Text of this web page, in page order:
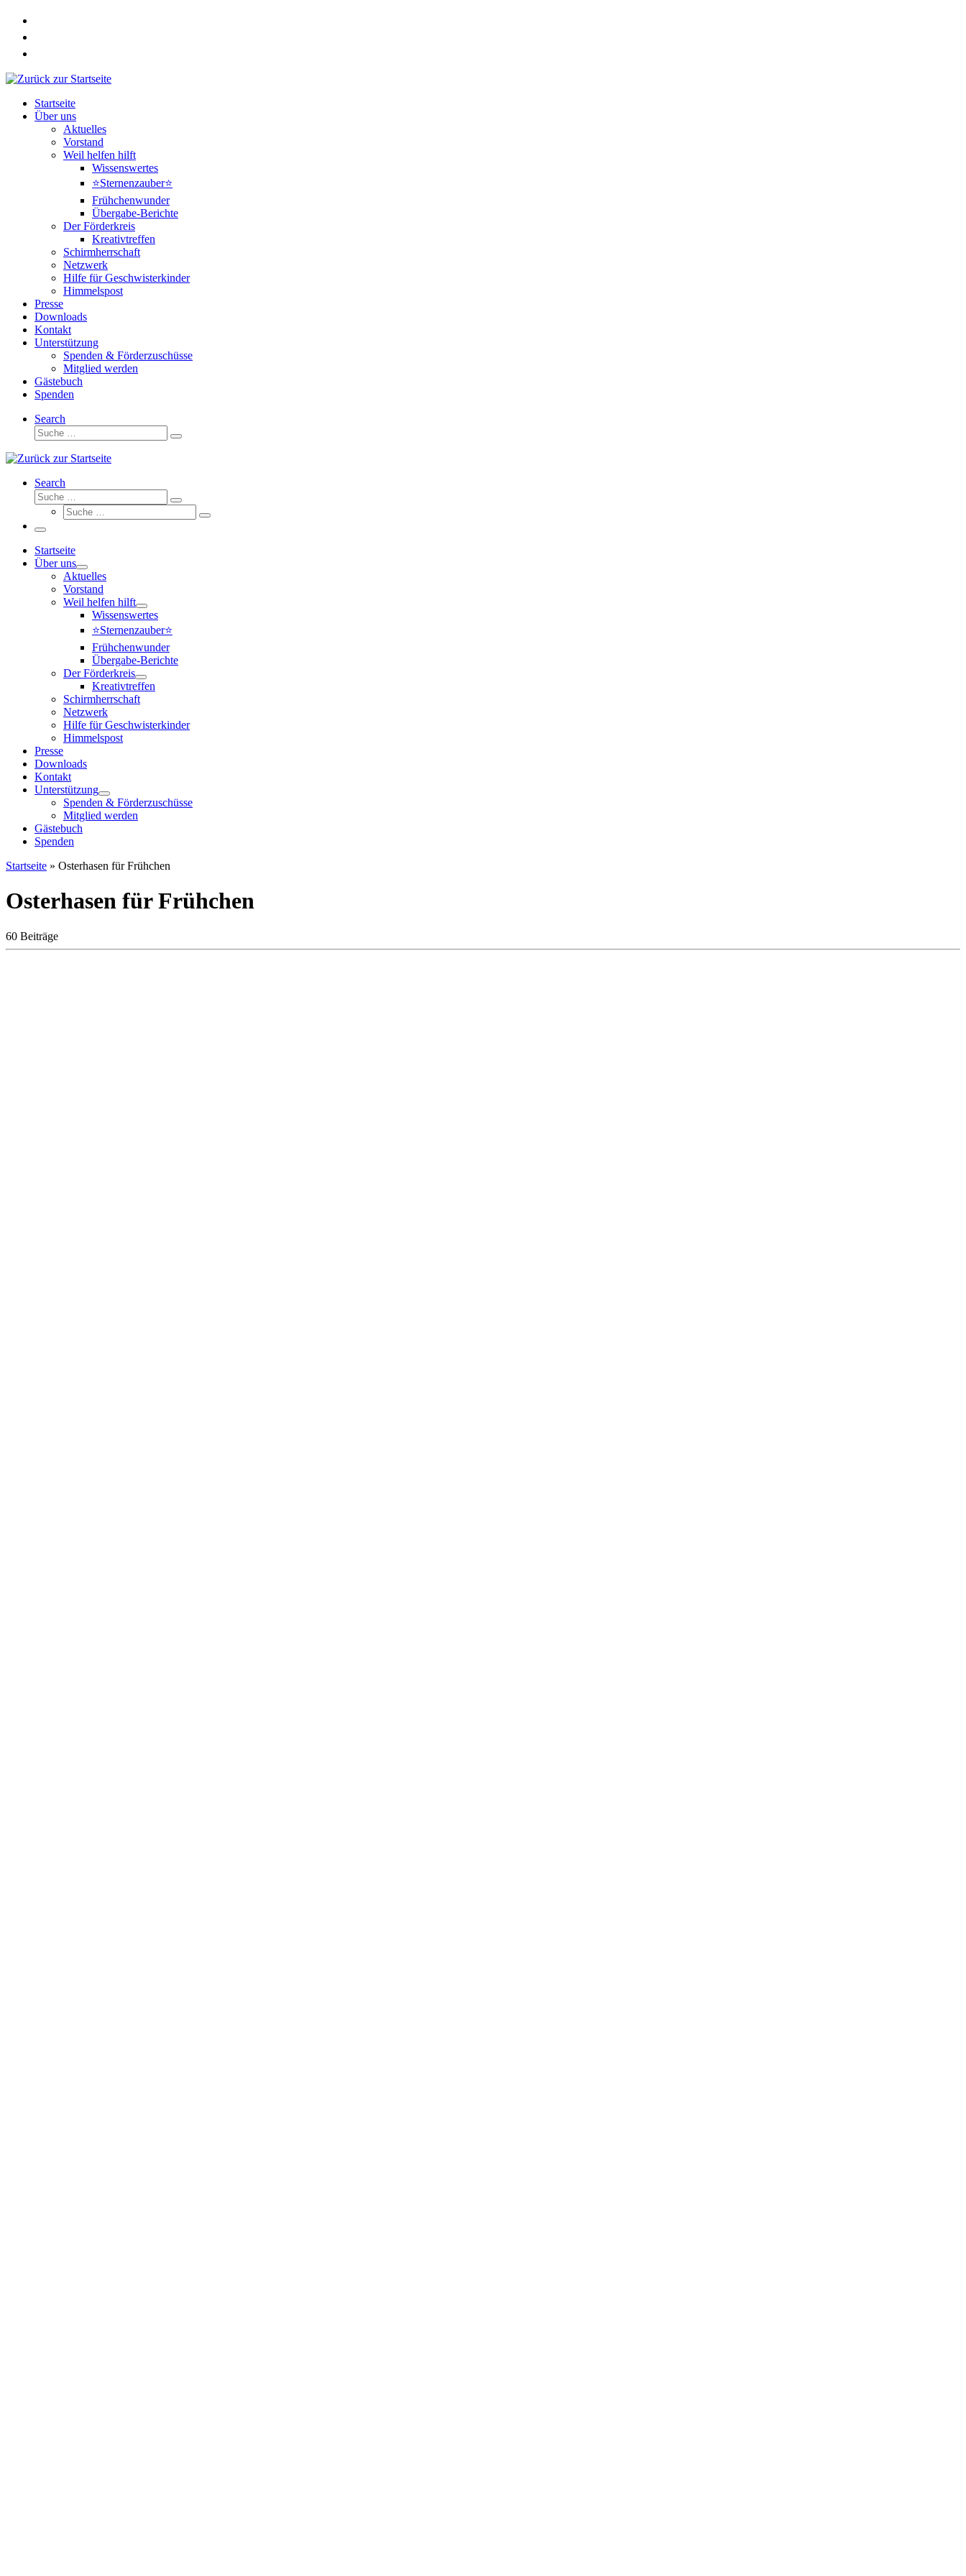
Zum
springen
Startseite
Über uns
Aktuelles
Vorstand
Weil helfen hilft
Wissenswertes
⭐Sternenzauber⭐
Frühchenwunder
Übergabe-Berichte
Der Förderkreis
Kreativtreffen
Schirmherrschaft
Netzwerk
Hilfe für Geschwisterkinder
Himmelspost
Presse
Downloads
Kontakt
Unterstützung
Spenden & Förderzuschüsse
Mitglied werden
Gästebuch
Spenden
Search
Suche
Suche
Search
Suche
Suche
Suche
Suche
Menü
Startseite
Über uns
Aktuelles
Vorstand
Weil helfen hilft
Wissenswertes
⭐Sternenzauber⭐
Frühchenwunder
Übergabe-Berichte
Der Förderkreis
Kreativtreffen
Schirmherrschaft
Netzwerk
Hilfe für Geschwisterkinder
Himmelspost
Presse
Downloads
Kontakt
Unterstützung
Spenden & Förderzuschüsse
Mitglied werden
Gästebuch
Spenden
Startseite » Osterhasen für Frühchen
Osterhasen für Frühchen
60 Beiträge